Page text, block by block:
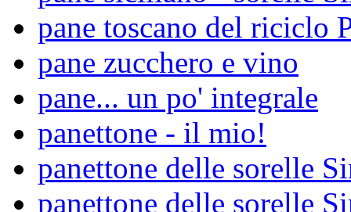
pane toscano del riciclo
pane zucchero e vino
pane... un po' integrale
panettone - il mio!
panettone delle sorelle
panettone delle sorelle